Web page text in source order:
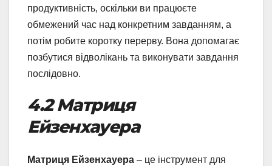
продуктивність, оскільки ви працюєте
обмежений час над конкретним завданням, а
потім робите коротку перерву. Вона допомагає
позбутися відволікань та виконувати завдання
послідовно.
4.2 Матриця
Ейзенхауера
Матриця Ейзенхауера – це інструмент для